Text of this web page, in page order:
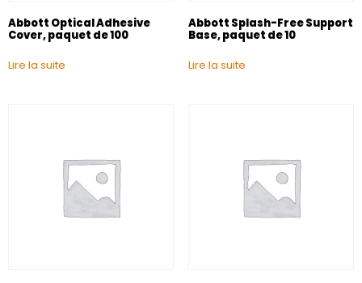
Abbott Optical Adhesive
Cover, paquet de 100
Lire la suite
Abbott Splash-Free Support
Base, paquet de 10
Lire la suite